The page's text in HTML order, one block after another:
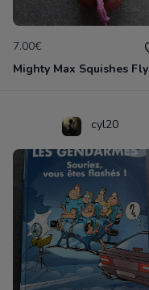
7.00€
Mighty Max Squishes Fly
cyl20